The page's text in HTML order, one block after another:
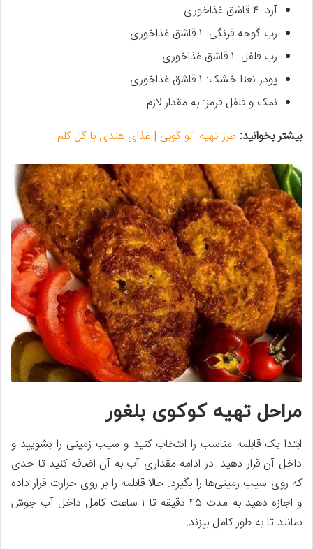
آرد: ۴ قاشق غذاخوری
رب گوجه فرنگی: ۱ قاشق غذاخوری
رب فلفل: ۱ قاشق غذاخوری
پودر نعنا خشک: ۱ قاشق غذاخوری
نمک و فلفل قرمز: به مقدار لازم
بیشتر بخوانید: طرز تهیه آلو گوبی | غذای هندی با گل کلم
مراحل تهیه کوکوی بلغور
ابتدا یک قابلمه مناسب را انتخاب کنید و سیب زمینی را بشویید و
داخل آن قرار دهید. در ادامه مقداری آب به آن اضافه کنید تا حدی
که روی سیب زمینی‌ها را بگیرد. حالا قابلمه را بر روی حرارت قرار داده
و اجازه دهید به مدت ۴۵ دقیقه تا ۱ ساعت کامل داخل آب جوش
بمانند تا به طور کامل بپزند.